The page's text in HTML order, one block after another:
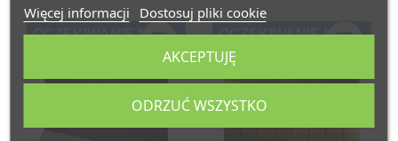
Więcej informacji Dostosuj pliki cookie
ODRZUĆ WSZYSTKO
AKCEPTUJĘ
OCZEKIWANIE NAfavorite_border
OCZEKIWANIE NA
DOSTAWĘ
favorite_border